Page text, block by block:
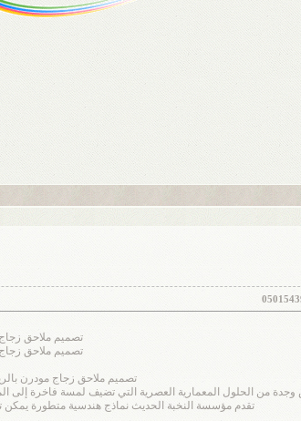
تصميم ملاحق زجاج
تصميم ملاحق زجاج
تصميم ملاحق زجاج مودرن
من الحلول المعمارية العصرية التي تضيف لمسة فاخرة إلى
تقدم مؤسسة النخبة الحديث نماذج هندسية متطورة يمكن